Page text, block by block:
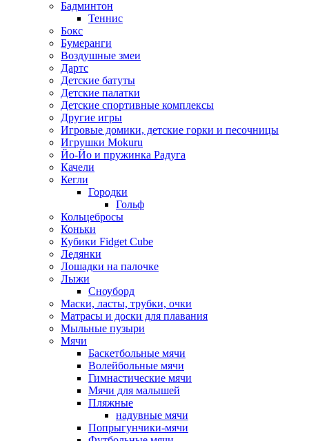
Бадминтон
Теннис
Бокс
Бумеранги
Воздушные змеи
Дартс
Детские батуты
Детские палатки
Детские спортивные комплексы
Другие игры
Игровые домики, детские горки и песочницы
Игрушки Mokuru
Йо-Йо и пружинка Радуга
Качели
Кегли
Городки
Гольф
Кольцебросы
Коньки
Кубики Fidget Cube
Ледянки
Лошадки на палочке
Лыжи
Сноуборд
Маски, ласты, трубки, очки
Матрасы и доски для плавания
Мыльные пузыри
Мячи
Баскетбольные мячи
Волейбольные мячи
Гимнастические мячи
Мячи для малышей
Пляжные
надувные мячи
Попрыгунчики-мячи